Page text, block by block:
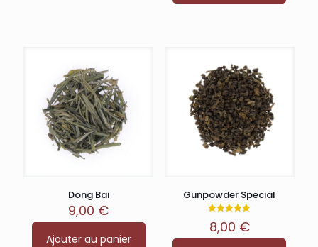
Dong Bai
9,00 €
Ajouter au panier
Gunpowder Special
4.86
sur 5
8,00 €